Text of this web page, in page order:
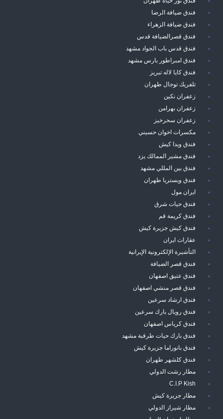
فندق ضيافة الرضا
فندق ضيافة الزهراء
فندق قصرالضيافة قدس
فندق قدس باب الجواد مشهد
فندق امبراطور بارس مشهد
فندق كايا لاله تبريز
تلفريك توجال طهران
زعفران نكين
زعفران بهرامن
زعفران سحرخيز
مكسرات اخوان حسيني
فندق ويدا كيش
فندق مشير الممالك يزد
فندق بين المللي مشهد
فندق ويستريا طهران
ايران مول
فندق حيات شرق
فندق كريمة قم
فندق كيش جزيرة كيش
عقارات ايران
التأشيرة الإلكترونية الإيرانية
فندق قصر الضيافة
فندق عتيق اصفهان
فندق قصر منشي اصفهان
فندق ارشاد سرعين
فندق رويال بارك سرعين
فندق كرياس اصفهان
فندق بارك حيات طرقبة مشهد
فندق بانوراما جزيرة كيش
فندق كلشهر طهران
مطار رشت الدولي
C.I.P Kish
مطار جزيرة كيش
مطار شيراز الدولي